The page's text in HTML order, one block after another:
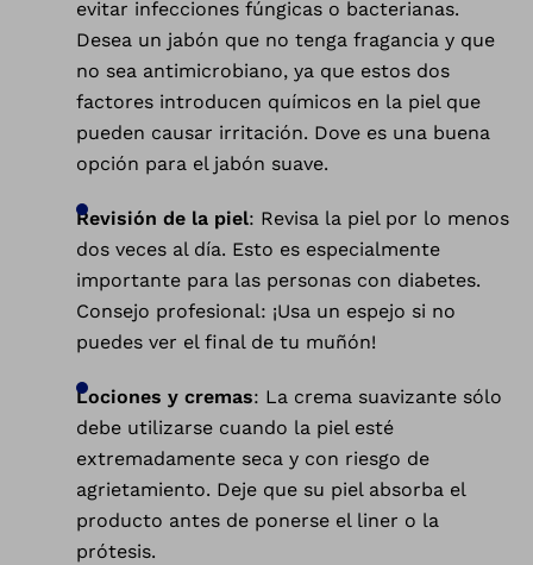
evitar infecciones fúngicas o bacterianas.
Desea un jabón que no tenga fragancia y que
no sea antimicrobiano, ya que estos dos
factores introducen químicos en la piel que
pueden causar irritación. Dove es una buena
opción para el jabón suave.
Revisión de la piel: Revisa la piel por lo menos
dos veces al día. Esto es especialmente
importante para las personas con diabetes.
Consejo profesional: ¡Usa un espejo si no
puedes ver el final de tu muñón!
Lociones y cremas: La crema suavizante sólo
debe utilizarse cuando la piel esté
extremadamente seca y con riesgo de
agrietamiento. Deje que su piel absorba el
producto antes de ponerse el liner o la
prótesis.